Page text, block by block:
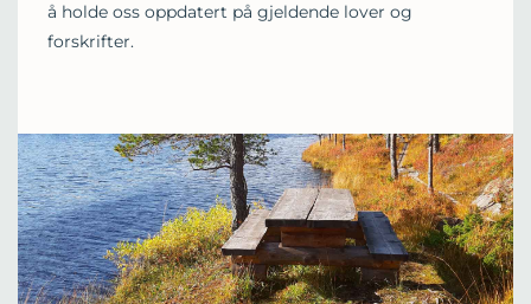
å holde oss oppdatert på gjeldende lover og
forskrifter.